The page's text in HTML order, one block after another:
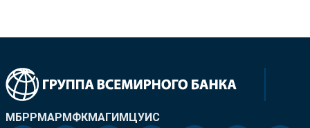
МБРРМАРМФКМАГИМЦУИС